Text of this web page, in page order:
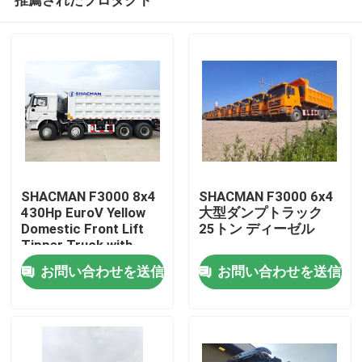
家へ
SHACMAN F3000 8x4
430Hp EuroV Yellow
Domestic Front Lift
Tipper Truck with
300L Fuel Tank and
12.00R20 Tires
お問い合わせを送信
SHACMAN F3000 6x4
大型ダンプトラック
25トン ディーゼル
お問い合わせを送信